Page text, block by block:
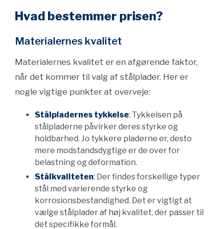
Hvad bestemmer prisen?
Materialernes kvalitet
Materialernes kvalitet er en afgørende faktor,
når det kommer til valg af stålplader. Her er
nogle vigtige punkter at overveje:
Stålpladernes tykkelse: Tykkelsen på
stålpladerne påvirker deres styrke og
holdbarhed. Jo tykkere pladerne er, desto
mere modstandsdygtige er de over for
belastning og deformation.
Stålkvaliteten: Der findes forskellige typer
stål med varierende styrke og
korrosionsbestandighed. Det er vigtigt at
vælge stålplader af høj kvalitet, der passer til
det specifikke formål.